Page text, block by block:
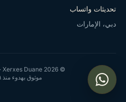
تحديثات واتساب
دبي، الإمارات
©
2026 Xerxes Duane · دبي، الإمارات.
موثوق بهدوء منذ ٢٠١٩.